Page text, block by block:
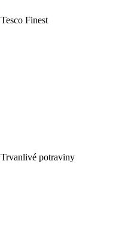
Tesco Finest
Trvanlivé potraviny